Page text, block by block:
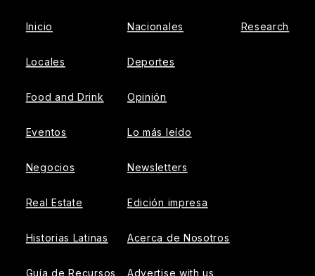
Inicio
Locales
Food and Drink
Eventos
Negocios
Real Estate
Historias Latinas
Guía de Recursos
Nacionales
Deportes
Opinión
Lo más leído
Newsletters
Edición impresa
Acerca de Nosotros
Advertise with us
Research